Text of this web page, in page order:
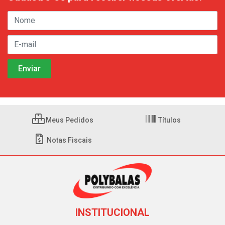
Meus Pedidos Títulos
Notas Fiscais
INSTITUCIONAL